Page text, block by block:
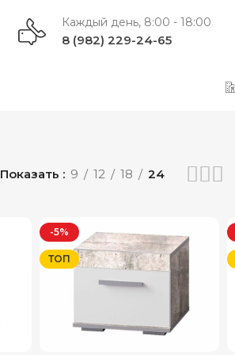
Каждый день, 8:00 - 18:00
8 (982) 229-24-65
Показать 9 12 18 24
-5%
ТОП